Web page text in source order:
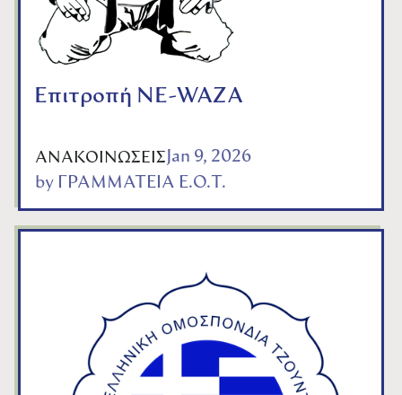
Επιτροπή NE-WAZA
ΑΝΑΚΟΙΝΩΣΕΙΣ Jan 9, 2026
by ΓΡΑΜΜΑΤΕΙΑ Ε.Ο.Τ.